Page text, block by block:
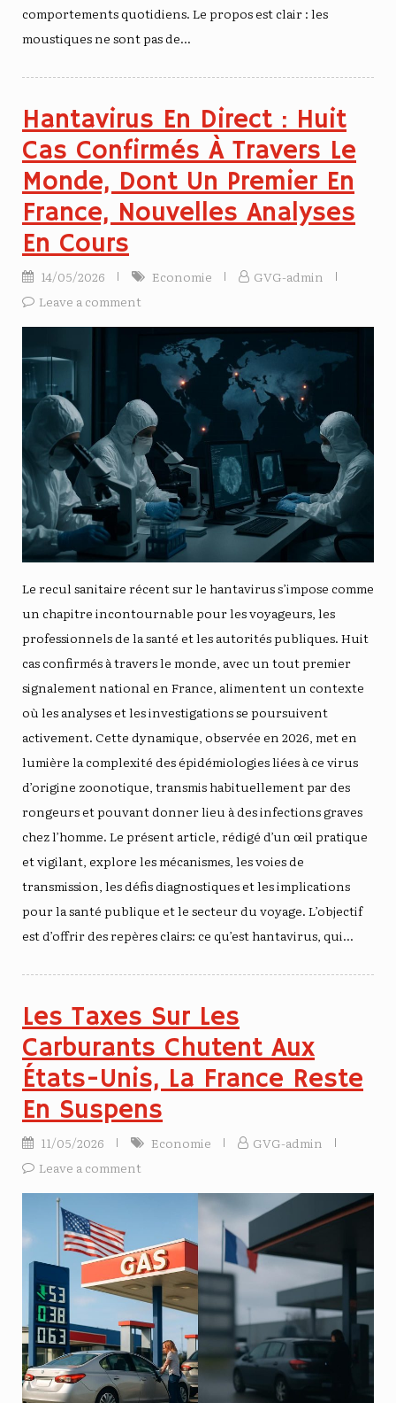
comportements quotidiens. Le propos est clair : les
moustiques ne sont pas de…
Hantavirus En Direct : Huit
Cas Confirmés À Travers Le
Monde, Dont Un Premier En
France, Nouvelles Analyses
En Cours
14/05/2026 Economie
GVG-admin
Leave a comment
Le recul sanitaire récent sur le hantavirus s’impose comme
un chapitre incontournable pour les voyageurs, les
professionnels de la santé et les autorités publiques. Huit
cas confirmés à travers le monde, avec un tout premier
signalement national en France, alimentent un contexte
où les analyses et les investigations se poursuivent
activement. Cette dynamique, observée en 2026, met en
lumière la complexité des épidémiologies liées à ce virus
d’origine zoonotique, transmis habituellement par des
rongeurs et pouvant donner lieu à des infections graves
chez l’homme. Le présent article, rédigé d’un œil pratique
et vigilant, explore les mécanismes, les voies de
transmission, les défis diagnostiques et les implications
pour la santé publique et le secteur du voyage. L’objectif
est d’offrir des repères clairs: ce qu’est hantavirus, qui…
Les Taxes Sur Les
Carburants Chutent Aux
États-Unis, La France Reste
En Suspens
11/05/2026 Economie
GVG-admin
Leave a comment